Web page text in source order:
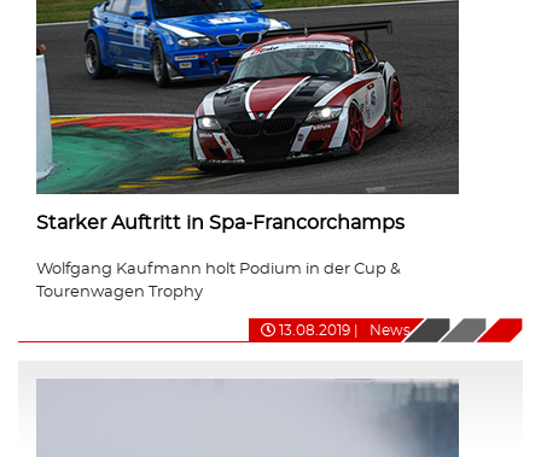
Starker Auftritt in Spa-Francorchamps
Wolfgang Kaufmann holt Podium in der Cup &
Tourenwagen Trophy
13.08.2019 News